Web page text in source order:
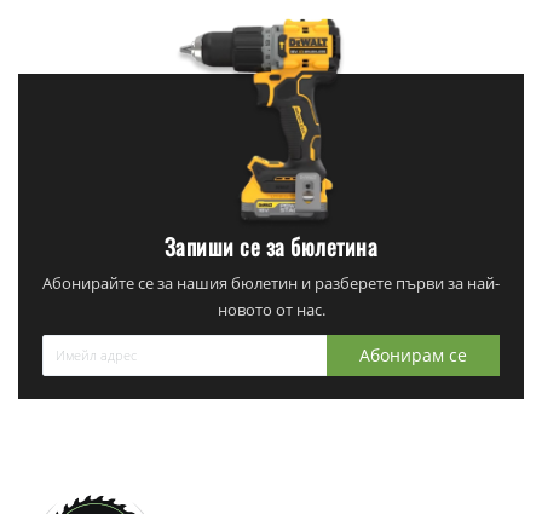
Запиши се за бюлетина
Абонирайте се за нашия бюлетин и разберете първи за най-
новото от нас.
Абонирам се